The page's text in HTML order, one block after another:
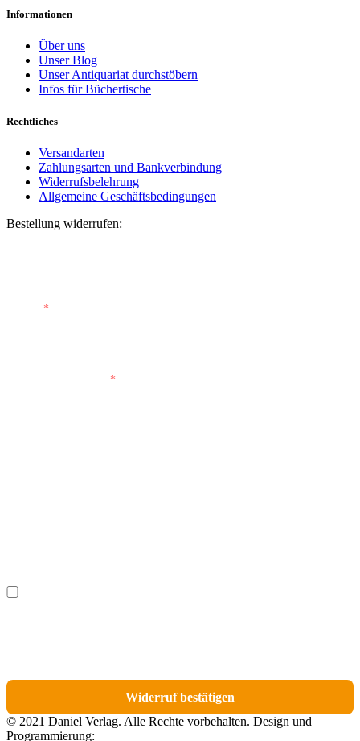
Informationen
Über uns
Unser Blog
Unser Antiquariat durchstöbern
Infos für Büchertische
Rechtliches
Versandarten
Zahlungsarten und Bankverbindung
Widerrufsbelehrung
Allgemeine Geschäftsbedingungen
Bestellung widerrufen:
*
*
Ich möchte bestimmte Positionen für den Widerruf
Widerruf bestätigen
© 2021 Daniel Verlag. Alle Rechte vorbehalten. Design und
Programmierung: